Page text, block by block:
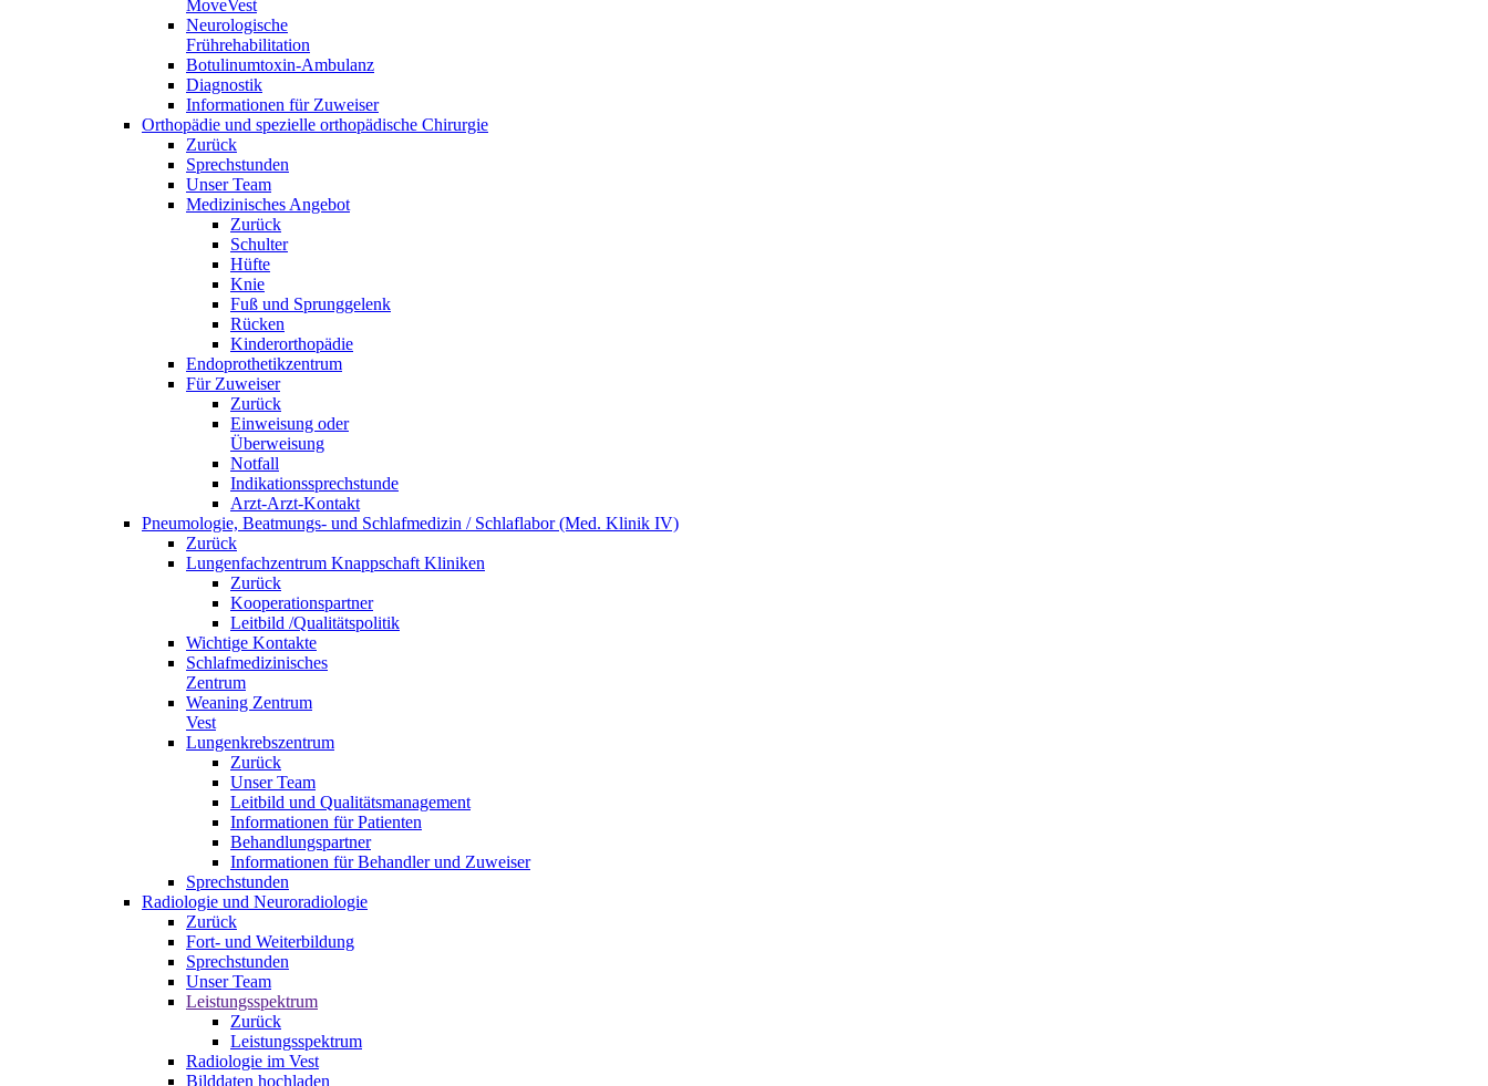
MoveVest
Neurologische
Frührehabilitation
Botulinumtoxin-Ambulanz
Diagnostik
Informationen für Zuweiser
Orthopädie und spezielle orthopädische Chirurgie
Zurück
Sprechstunden
Unser Team
Medizinisches Angebot
Zurück
Schulter
Hüfte
Knie
Fuß und Sprunggelenk
Rücken
Kinderorthopädie
Endoprothetikzentrum
Für Zuweiser
Zurück
Einweisung oder
Überweisung
Notfall
Indikationssprechstunde
Arzt-Arzt-Kontakt
Pneumologie, Beatmungs- und Schlafmedizin / Schlaflabor (Med. Klinik IV)
Zurück
Lungenfachzentrum Knappschaft Kliniken
Zurück
Kooperationspartner
Leitbild /Qualitätspolitik
Wichtige Kontakte
Schlafmedizinisches
Zentrum
Weaning Zentrum
Vest
Lungenkrebszentrum
Zurück
Unser Team
Leitbild und Qualitätsmanagement
Informationen für Patienten
Behandlungspartner
Informationen für Behandler und Zuweiser
Sprechstunden
Radiologie und Neuroradiologie
Zurück
Fort- und Weiterbildung
Sprechstunden
Unser Team
Leistungsspektrum
Zurück
Leistungsspektrum
Radiologie im Vest
Bilddaten hochladen